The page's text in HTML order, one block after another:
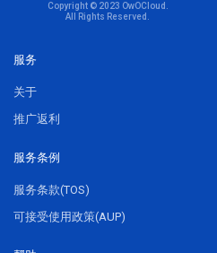
Copyright © 2023 OwOCloud.
All Rights Reserved.
服务
关于
推广返利
服务条例
服务条款(TOS)
可接受使用政策(AUP)